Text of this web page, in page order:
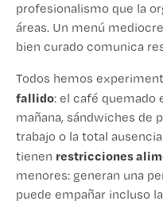
profesionalismo que la
áreas. Un menú
bien curado comunica
Todos hemos
fallido: el café quemado
mañana, sándwiches de
trabajo o la total
tienen restricciones
menores: generan una
puede empañar incluso